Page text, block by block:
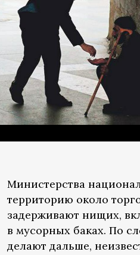
Министерства
территорию около
задерживают нищих,
в мусорных баках. По
делают дальше,